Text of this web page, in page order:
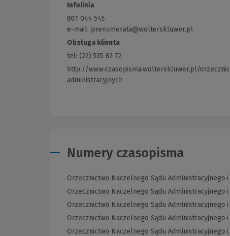
strony)
Infolinia
801 044 545
e-mail: prenumerata@wolterskluwer.pl
Obsługa klienta
tel: (22) 535 82 72
http://www.czasopisma.wolterskluwer.pl/
administracyjnych
Numery czasopisma
Orzecznictwo Naczelnego Sądu
Orzecznictwo Naczelnego Sądu
Orzecznictwo Naczelnego Sądu
Orzecznictwo Naczelnego Sądu
Orzecznictwo Naczelnego Sądu